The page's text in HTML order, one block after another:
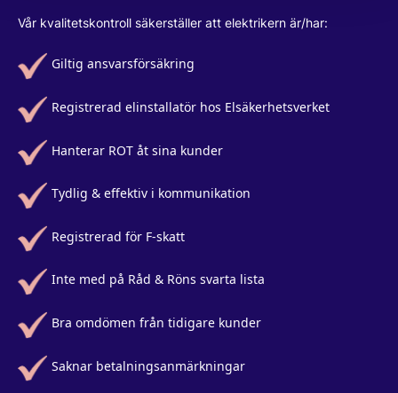
Vår kvalitetskontroll säkerställer att elektrikern är/har:
Giltig ansvarsförsäkring
Registrerad elinstallatör hos Elsäkerhetsverket
Hanterar ROT åt sina kunder
Tydlig & effektiv i kommunikation
Registrerad för F-skatt
Inte med på Råd & Röns svarta lista
Bra omdömen från tidigare kunder
Saknar betalningsanmärkningar